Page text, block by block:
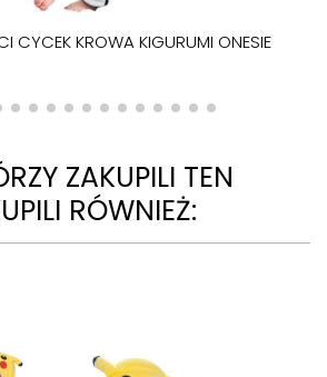
CYCEK KROWA KIGURUMI ONESIE
ZAKUPILI TEN
RÓWNIEŻ: